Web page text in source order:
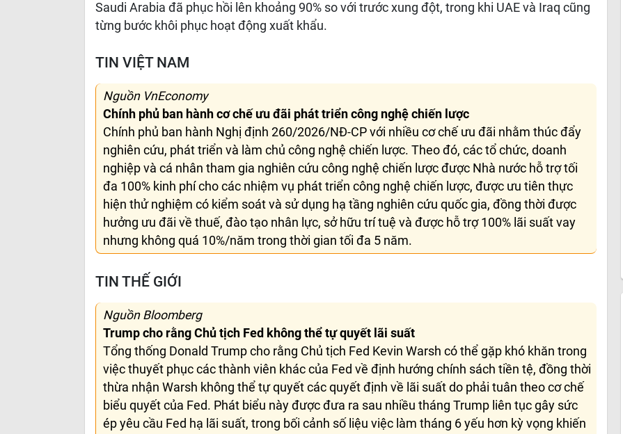
Saudi Arabia đã phục hồi lên khoảng 90% so với trước xung đột, trong khi UAE và Iraq cũng
từng bước khôi phục hoạt động xuất khẩu.
TIN VIỆT NAM
Nguồn VnEconomy
Chính phủ ban hành cơ chế ưu đãi phát triển công nghệ chiến lược
Chính phủ ban hành Nghị định 260/2026/NĐ-CP với nhiều cơ chế ưu đãi nhằm thúc đẩy
nghiên cứu, phát triển và làm chủ công nghệ chiến lược. Theo đó, các tổ chức, doanh
nghiệp và cá nhân tham gia nghiên cứu công nghệ chiến lược được Nhà nước hỗ trợ tối
đa 100% kinh phí cho các nhiệm vụ phát triển công nghệ chiến lược, được ưu tiên thực
hiện thử nghiệm có kiểm soát và sử dụng hạ tầng nghiên cứu quốc gia, đồng thời được
hưởng ưu đãi về thuế, đào tạo nhân lực, sở hữu trí tuệ và được hỗ trợ 100% lãi suất vay
nhưng không quá 10%/năm trong thời gian tối đa 5 năm.
TIN THẾ GIỚI
Nguồn Bloomberg
Trump cho rằng Chủ tịch Fed không thể tự quyết lãi suất
Tổng thống Donald Trump cho rằng Chủ tịch Fed Kevin Warsh có thể gặp khó khăn trong
việc thuyết phục các thành viên khác của Fed về định hướng chính sách tiền tệ, đồng thời
thừa nhận Warsh không thể tự quyết các quyết định về lãi suất do phải tuân theo cơ chế
biểu quyết của Fed. Phát biểu này được đưa ra sau nhiều tháng Trump liên tục gây sức
ép yêu cầu Fed hạ lãi suất, trong bối cảnh số liệu việc làm tháng 6 yếu hơn kỳ vọng khiến